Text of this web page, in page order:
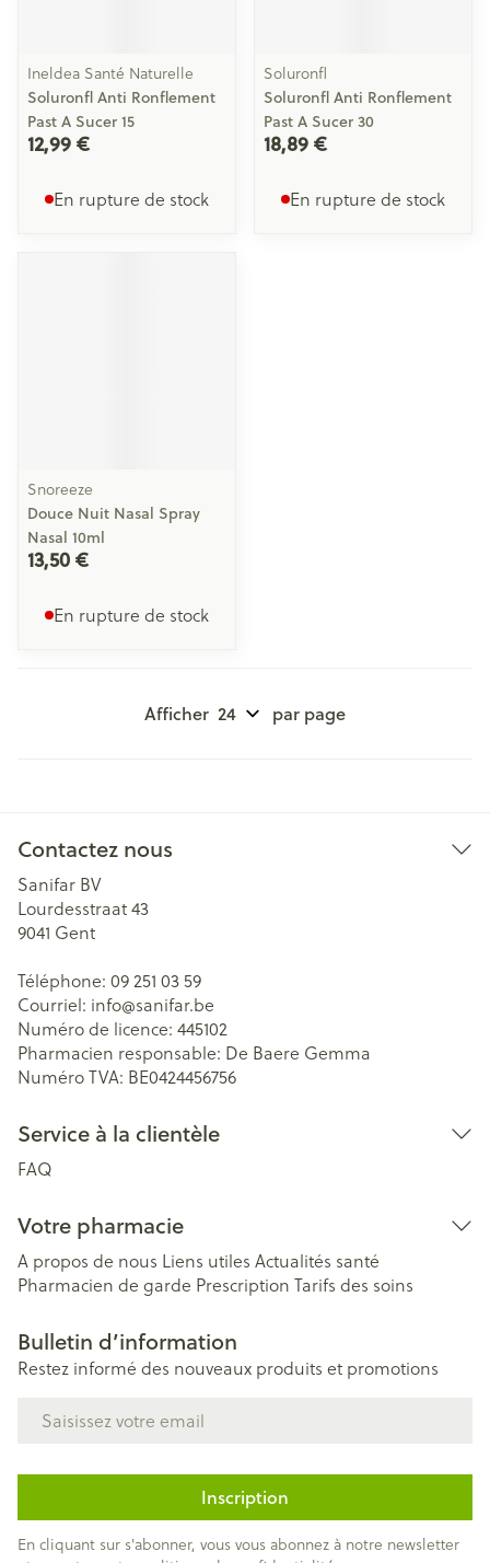
Ineldea Santé Naturelle
Soluronfl Anti Ronflement
Past A Sucer 15
12,99 €
En rupture de stock
Soluronfl
Soluronfl Anti Ronflement
Past A Sucer 30
18,89 €
En rupture de stock
Snoreeze
Douce Nuit Nasal Spray
Nasal 10ml
13,50 €
En rupture de stock
Afficher par page
Contactez nous
Sanifar BV
Lourdesstraat 43
9041 Gent
Téléphone: 09 251 03 59
Courriel: info@sanifar.be
Numéro de licence: 445102
Pharmacien responsable: De Baere Gemma
Numéro TVA: BE0424456756
Service à la clientèle
FAQ
Votre pharmacie
A propos de nous Liens utiles Actualités santé
Pharmacien de garde Prescription Tarifs des soins
Bulletin d’information
Restez informé des nouveaux produits et promotions
Inscription
En cliquant sur s'abonner, vous vous abonnez à notre newsletter